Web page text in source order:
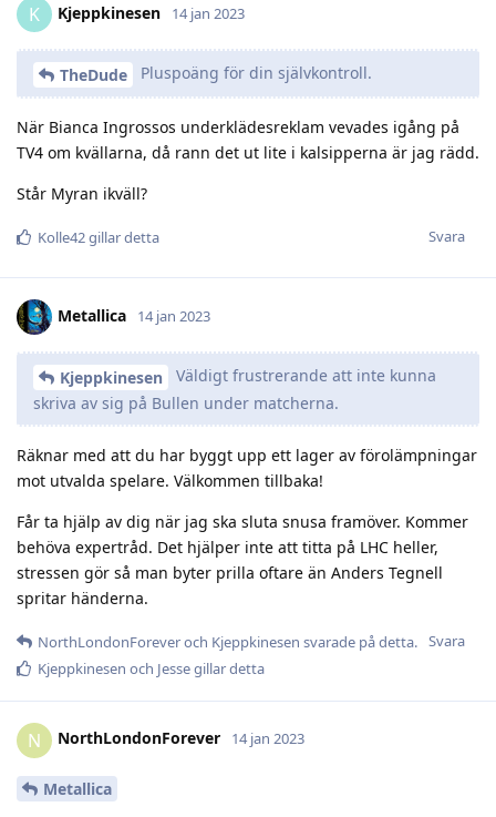
K Kjeppkinesen 14 jan 2023
TheDude Pluspoäng för din självkontroll.
När Bianca Ingrossos underklädesreklam vevades igång på
TV4 om kvällarna, då rann det ut lite i kalsipperna är jag rädd.
Står Myran ikväll?
Svara
Kolle42gillar detta
Metallica 14 jan 2023
Kjeppkinesen
Väldigt frustrerande att inte kunna
skriva av sig på Bullen under matcherna.
Räknar med att du har byggt upp ett lager av förolämpningar
mot utvalda spelare. Välkommen tillbaka!
Får ta hjälp av dig när jag ska sluta snusa framöver. Kommer
behöva expertråd. Det hjälper inte att titta på LHC heller,
stressen gör så man byter prilla oftare än Anders Tegnell
spritar händerna.
Svara
NorthLondonForeveroch Kjeppkinesen svarade på detta.
Kjeppkinesen och Jessegillar detta
N NorthLondonForever 14 jan 2023
Metallica